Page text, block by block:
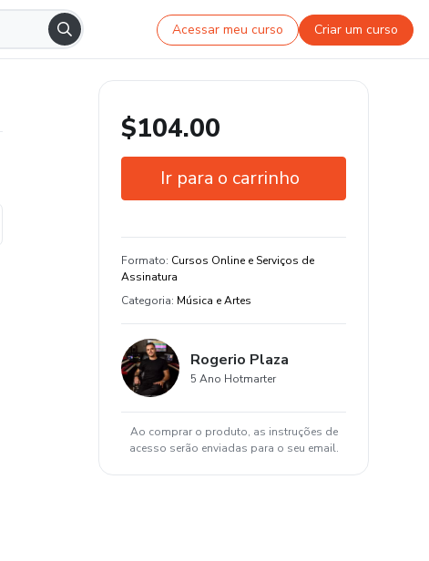
Acessar meu curso Criar um curso
$104.00
Ir para o carrinho
Formato: Cursos Online e Serviços de
Assinatura
Categoria: Música e Artes
Rogerio Plaza
5 Ano Hotmarter
Ao comprar o produto, as instruções de
acesso serão enviadas para o seu email.